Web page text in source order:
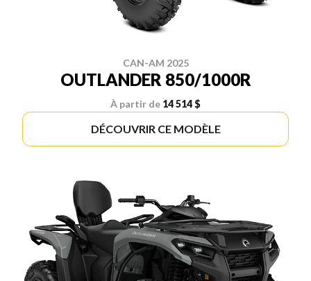
CAN-AM 2025
OUTLANDER 850/1000R
À partir de 14 514 $
DÉCOUVRIR CE MODÈLE